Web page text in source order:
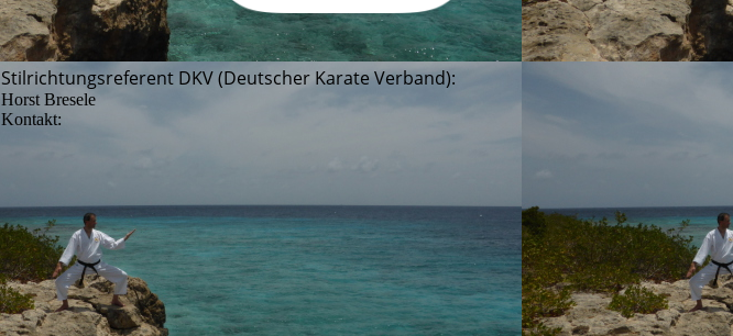
Stilrichtungsreferent DKV (Deutscher Karate Verband):
Horst Bresele
Kontakt: